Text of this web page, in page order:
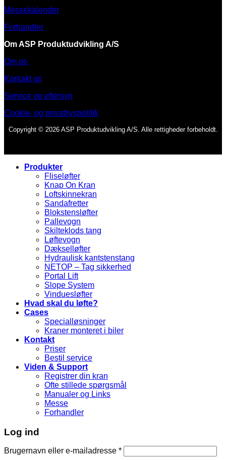
Messekalender
Forhandler
Om ASP Produktudvikling A/S
Om os
Kontakt os
Service og eftersyn
Cookie- og privatlivspolitik
Copyright © 2026 ASP Produktudvikling A/S. Alle rettigheder forbeholdt.
Produkter
Fliseløfter
Knap On Kran
Loftskinnekran
Sandafretter
Blokstensløfter
Pallevogn
Skilteklods tang
Løftevogn
Dækselløfter
Hydraulisk kantstenstang
NETOP – Tag sikkerhed
Portal Lift
Slope System
Vinduesløfter
Hvad skal du løfte?
Cases
Specialløsninger
Kraner monteret i biler
Kontakt
Priser
Bestil service
Viden & Support
Registrer din kran
Ofte stillede spørgsmål
Manualer og Links
Messe
Forhandler
Log ind
Brugernavn eller e-mailadresse *